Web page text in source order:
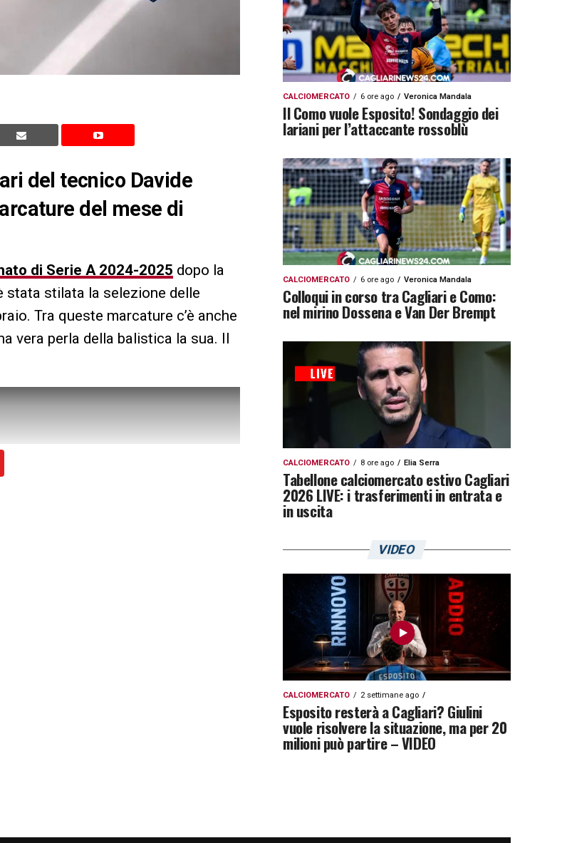
del tecnico Davide
del mese di
di Serie A 2024-2025 dopo la
stata stilata la selezione delle
Tra queste marcature c’è anche
vera perla della balistica la sua. Il
CALCIOMERCATO 6 ore ago Veronica Mandala
Il Como vuole Esposito! Sondaggio dei
lariani per l’attaccante rossoblù
CALCIOMERCATO 6 ore ago Veronica Mandala
Colloqui in corso tra Cagliari e Como:
nel mirino Dossena e Van Der Brempt
CALCIOMERCATO 8 ore ago Elia Serra
Tabellone calciomercato estivo Cagliari
2026 LIVE: i trasferimenti in entrata e
in uscita
VIDEO
CALCIOMERCATO 2 settimane ago
Esposito resterà a Cagliari? Giulini
vuole risolvere la situazione, ma per 20
milioni può partire – VIDEO